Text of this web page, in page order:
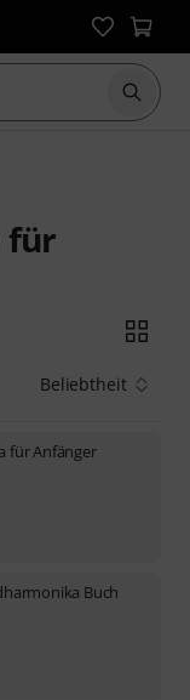
Suche
für
Beliebtheit
für Anfänger
Buch